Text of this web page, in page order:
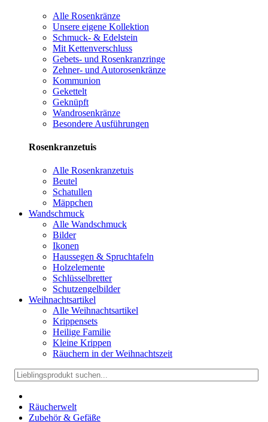
Alle Rosenkränze
Unsere eigene Kollektion
Schmuck- & Edelstein
Mit Kettenverschluss
Gebets- und Rosenkranzringe
Zehner- und Autorosenkränze
Kommunion
Gekettelt
Geknüpft
Wandrosenkränze
Besondere Ausführungen
Rosenkranzetuis
Alle Rosenkranzetuis
Beutel
Schatullen
Mäppchen
Wandschmuck
Alle Wandschmuck
Bilder
Ikonen
Haussegen & Spruchtafeln
Holzelemente
Schlüsselbretter
Schutzengelbilder
Weihnachtsartikel
Alle Weihnachtsartikel
Krippensets
Heilige Familie
Kleine Krippen
Räuchern in der Weihnachtszeit
Räucherwelt
Zubehör & Gefäße